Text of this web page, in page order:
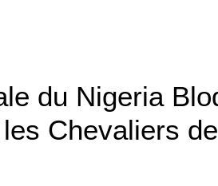
du Nigeria
Chevaliers